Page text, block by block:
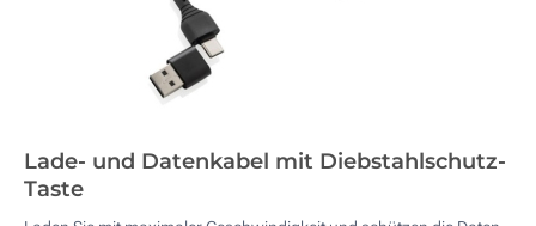
Lade- und Datenkabel mit Diebstahlschutz-
Taste